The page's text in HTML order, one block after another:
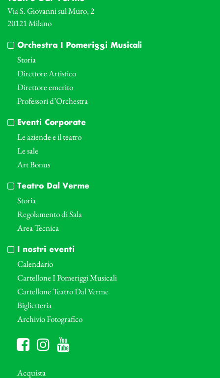
Via S. Giovanni sul Muro, 2
20121 Milano
Orchestra I Pomeriggi Musicali
Storia
Direttore Artistico
Direttore emerito
Professori d’Orchestra
Eventi Corporate
Le aziende e il teatro
Le sale
Art Bonus
Teatro Dal Verme
Storia
Regolamento di Sala
Area Tecnica
I nostri eventi
Calendario
Cartellone I Pomeriggi Musicali
Cartellone Teatro Dal Verme
Biglietteria
Archivio Fotografico
Acquista